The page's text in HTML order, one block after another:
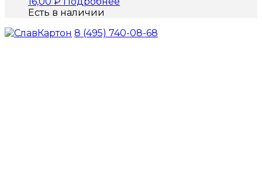
Есть в наличии
8 (495) 740-08-68